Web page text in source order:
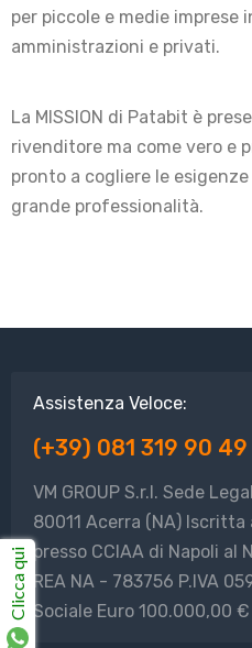
per piccole e medie imprese
amministrazioni e privati.
La MISSION di Patabit è
rivenditore ma come vero e
pronto a cogliere le
grande professionalità.
Assistenza Veloce:
(+39) 081 319 90 49
VM GROUP S.r.l. Sede
80011 Acerra (NA)
presso CCIAA di Napoli al
REA NA - 783756 P.IVA
Sociale Euro 100.000,00
Clicca qui